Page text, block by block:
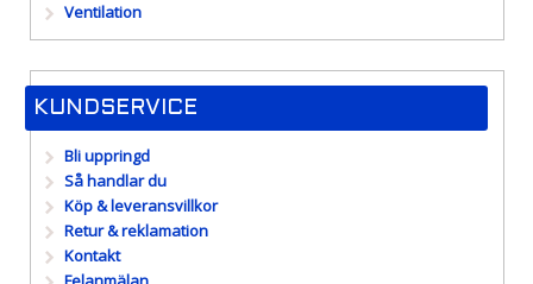
Ventilation
KUNDSERVICE
Bli uppringd
Så handlar du
Köp & leveransvillkor
Retur & reklamation
Kontakt